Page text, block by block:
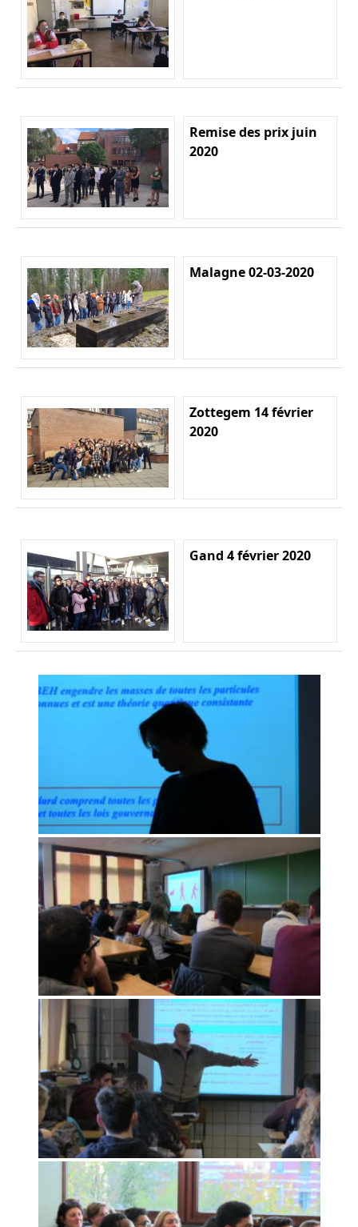
Remise des prix juin
2020
Malagne 02-03-2020
Zottegem 14 février
2020
Gand 4 février 2020